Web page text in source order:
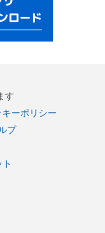
す
キーポリシー
プ